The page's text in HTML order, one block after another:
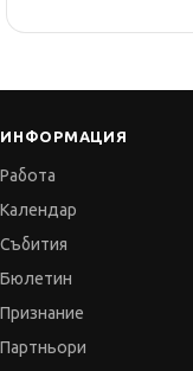
ИНФОРМАЦИЯ
Работа
Календар
Събития
Бюлетин
Признание
Партньори